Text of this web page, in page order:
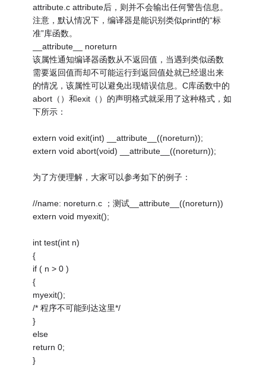
attribute.c attribute后，则并不会输出任何警告信息。
注意，默认情况下，编译器是能识别类似printf的“标
准”库函数。
__attribute__ noreturn
该属性通知编译器函数从不返回值，当遇到类似函数
需要返回值而却不可能运行到返回值处就已经退出来
的情况，该属性可以避免出现错误信息。C库函数中的
abort（）和exit（）的声明格式就采用了这种格式，如
下所示：
extern void exit(int) __attribute__((noreturn));
extern void abort(void) __attribute__((noreturn));
为了方便理解，大家可以参考如下的例子：
//name: noreturn.c ；测试__attribute__((noreturn))
extern void myexit();
int test(int n)
{
if ( n > 0 )
{
myexit();
/* 程序不可能到达这里*/
}
else
return 0;
}